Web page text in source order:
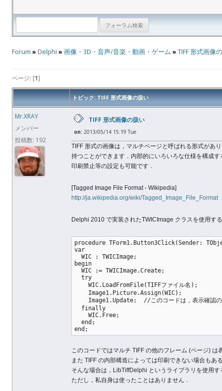
Forum » Delphi » 画像・3D・音声/音楽・動画・ゲーム » TIFF 形式画像
ページ: [1]
トピック: TIFF 形式画像の扱い
Mr.XRAY
メンバー
投稿数: 192
TIFF 形式画像の扱い
on: 2013/05/14 15:19 Tue
TIFF 形式の画像は，マルチページと呼ばれる形式があ
持つことができます．内部的にいろいろな仕様を構成
印刷禁止等の設定も可能です．
[Tagged Image File Format - Wikipedia]
http://ja.wikipedia.org/wiki/Tagged_Image_File_Format
Delphi 2010 で実装されたTWICImage クラスを使用す
procedure TForm1.Button3Click(Sender:
var
  WIC : TWICImage;
begin
  WIC := TWICImage.Create;
  try
    WIC.LoadFromFile(TIFFファイル名);
    Image1.Picture.Assign(WIC);
Image1.Update;  //このコードは，表示確認の
  finally
    WIC.Free;
  end;
end;
このコードではマルチ TIFF の他のフレーム (ページ) は
また TIFF の内部構造によっては印刷できない場合も
そんな場合は，LibTiffDelphi というライブラリを使用
ただし，私自身は使ったことはありません．